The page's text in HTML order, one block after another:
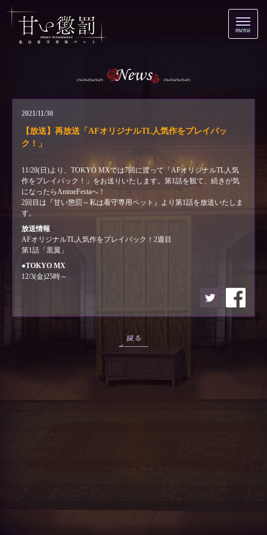
2021/11/30
【放送】再放送「AFオリジナルTL人気作をプレイバッ
ク！」
​11/28(日)より、TOKYO MXでは7回に渡って「AFオリジナルTL人気
作をプレイバック！」をお送りいたします。​第1話を観て、続きが気
になったらAnimeFestaへ！
2回目は『甘い懲罰～私は看守専用ペット』より第1話を放送いたしま
す。
放送情報
AFオリジナルTL人気作をプレイバック！2週目
第1話「黒翼」
​●TOKYO MX
12/3(金)25時～